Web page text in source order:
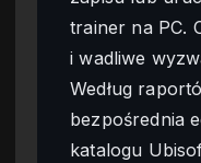
trainer na PC.
i wadliwe
Według
bezpośrednia
katalogu